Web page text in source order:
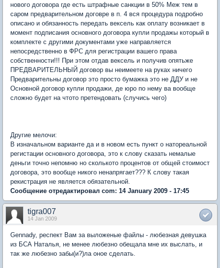
нового договора где есть штрафные санкции в 50% Меж тем в
саром предварительном договре в п. 4 вся процедура подробно
описано и обязанность передать вексель как оплату возникает в
момент подписания основного договора купли продажы который в
комплекте с другими документами уже направляется
непосредственно в ФРС для регистрации вашего права
собственности!!! При этом отдав вексель и получив опятьже
ПРЕДВАРИТЕЛЬНЫЙ договор вы неимеете на руках ничего
Предварительны договор это просто бумажка это не ДДУ и не
Основной договор купли продажи, де юро по нему ва вообще
сложно будет на чтото претендовать (случись чего)
Другие мелочи:
В изначальном варианте да и в новом есть пункт о натореальной
регистации основного договора, это к слову сказать немалые
деньги точно непомню но сколькото процентов от общей стоимост
договора, это вообще никого ненапрягает??? К слову такая
рекистрация не является обязательной.
Сообщение отредактировал com: 14 January 2009 - 17:45
tigra007
14 Jan 2009
Gennady, респект Вам за выложеные файлы - любезная девушка
из БСА Наталья, не менее любезно обещала мне их выслать, и
так же любезно забы(и?)ла оное сделать.